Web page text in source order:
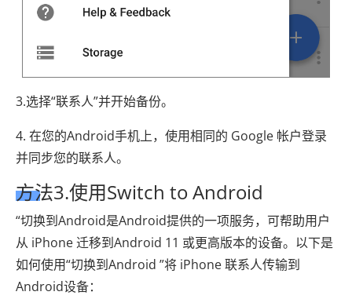
3.选择“联系人”并开始备份。
4. 在您​​的Android手机上，使用相同的 Google 帐户登录
并同步您的联系人。
方法3.使用Switch to Android
“切换到Android是Android提供的一项服务，可帮助用户
从 iPhone 迁移到Android 11 或更高版本的设备。以下是
如何使用“切换到Android ”将 iPhone 联系人传输到
Android设备：